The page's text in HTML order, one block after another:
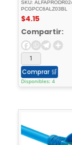
- Type
SKU:
PCGPCC6ALZ03BL
$4.15
Compartir:
Comprar 🛒
Disponibles: 4